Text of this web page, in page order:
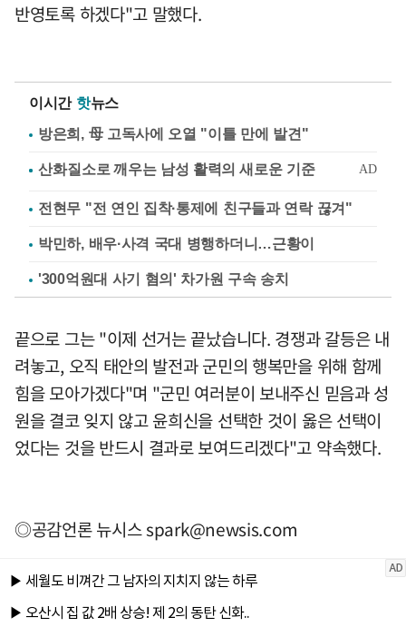
반영토록 하겠다"고 말했다.
이시간 핫뉴스
방은희, 母 고독사에 오열 "이틀 만에 발견"
전현무 "전 연인 집착·통제에 친구들과 연락 끊겨"
박민하, 배우·사격 국대 병행하더니…근황이
'300억원대 사기 혐의' 차가원 구속 송치
끝으로 그는 "이제 선거는 끝났습니다. 경쟁과 갈등은 내
려놓고, 오직 태안의 발전과 군민의 행복만을 위해 함께
힘을 모아가겠다"며 "군민 여러분이 보내주신 믿음과 성
원을 결코 잊지 않고 윤희신을 선택한 것이 옳은 선택이
었다는 것을 반드시 결과로 보여드리겠다"고 약속했다.
◎공감언론 뉴시스spark@newsis.com